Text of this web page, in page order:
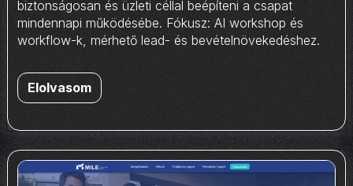
biztonságosan és üzleti céllal beépíteni a csapat
mindennapi működésébe. Fókusz: AI workshop és
workflow-k, mérhető lead- és bevételnövekedéshez.
Elolvasom